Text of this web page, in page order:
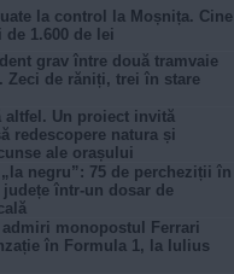
la control la Moșnița. Cine
de 1.600 de lei
grav între două tramvaie
Zeci de răniți, trei în stare
altfel. Un proiect invită
redescopere natura și
ale orașului
negru”: 75 de percheziții în
într-un dosar de
admiri monopostul Ferrari
în Formula 1, la Iulius